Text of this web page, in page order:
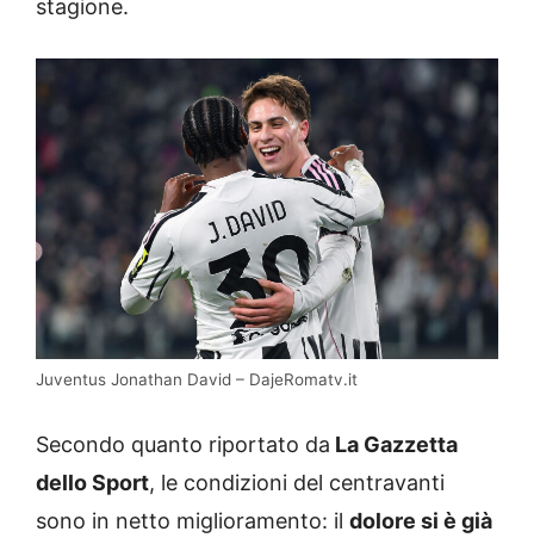
stagione.
Juventus Jonathan David – DajeRomatv.it
Secondo quanto riportato da La Gazzetta
dello Sport, le condizioni del centravanti
sono in netto miglioramento: il dolore si è già